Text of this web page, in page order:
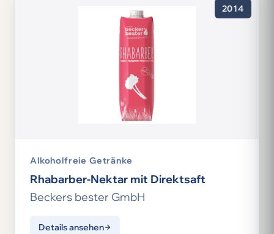
2014
Alkoholfreie Getränke
Rhabarber-Nektar mit Direktsaft
Beckers bester GmbH
Details ansehen